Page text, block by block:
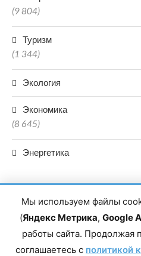
(9 804)
Туризм
(1 344)
Экология
Экономика
(8 645)
Энергетика
Главный редактор сетевого
Контакты редакции: 8(988)-292-94-
Мы используем файлы
(Яндекс Метрика, Google
работы сайта. Продолжая
соглашаетесь с политикой